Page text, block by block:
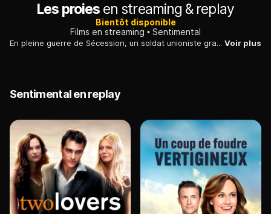
Les proies en streaming & replay
Bientôt disponible
Films en streaming
Sentimental
En pleine guerre de Sécession, un soldat unioniste gravement blessé est recueilli dans un pensionnat de jeunes filles en plein Sud des Etats-Unis... Voir plus
Sentimental en replay